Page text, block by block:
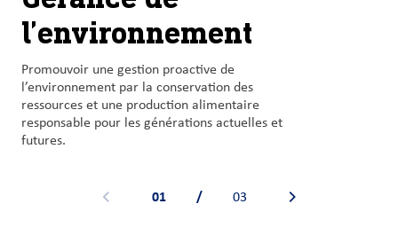
l’environnement
Promouvoir une gestion proactive de
l’environnement par la conservation des
ressources et une production alimentaire
responsable pour les générations actuelles et
futures.
des animaux
Répondre aux besoins précis des animaux pour
une santé et un bien-être optimaux.
responsable
Assurer la rentabilité opérationnelle des
producteurs tout en maintenant un
approvisionnement alimentaire abordable.
Voir la bannière précédente
01 / 03 Voir la bannière